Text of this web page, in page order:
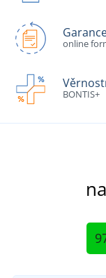
online
BONTIS+